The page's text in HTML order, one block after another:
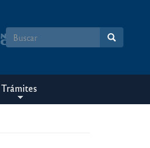
Formulario
búsqueda
Trámites